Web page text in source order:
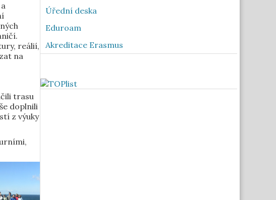
Úřední deska
Eduroam
Akreditace Erasmus
reálií,
na
trasu
doplnili
z výuky